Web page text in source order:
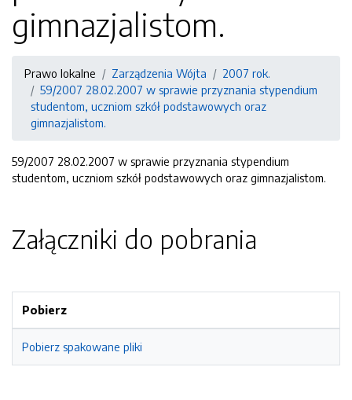
gimnazjalistom.
Prawo lokalne Zarządzenia Wójta
2007 rok.
59/2007 28.02.2007 w sprawie przyznania stypendium
studentom, uczniom szkół podstawowych oraz
gimnazjalistom.
59/2007 28.02.2007 w sprawie przyznania stypendium
studentom, uczniom szkół podstawowych oraz gimnazjalistom.
Załączniki do pobrania
Pobierz
Pobierz spakowane pliki